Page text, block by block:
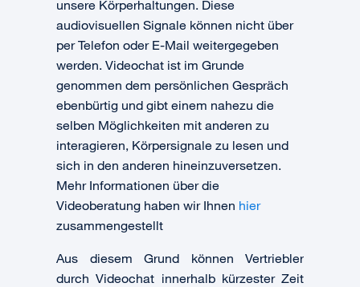
unsere Körperhaltungen. Diese
audiovisuellen Signale können nicht über
per Telefon oder E-Mail weitergegeben
werden. Videochat ist im Grunde
genommen dem persönlichen Gespräch
ebenbürtig und gibt einem nahezu die
selben Möglichkeiten mit anderen zu
interagieren, Körpersignale zu lesen und
sich in den anderen hineinzuversetzen.
Mehr Informationen über die
Videoberatung haben wir Ihnen hier
zusammengestellt
Aus diesem Grund können Vertriebler
durch Videochat innerhalb kürzester Zeit